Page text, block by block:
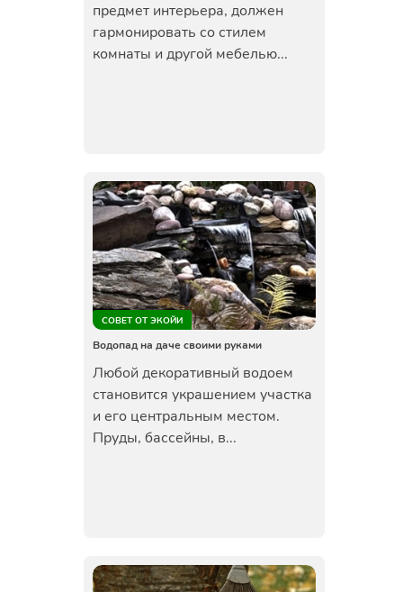
предмет интерьера, должен
гармонировать со стилем
комнаты и другой мебелью...
СОВЕТ ОТ ЭКОЙИ
Водопад на даче своими руками
Любой декоративный водоем
становится украшением участка
и его центральным местом.
Пруды, бассейны, в...